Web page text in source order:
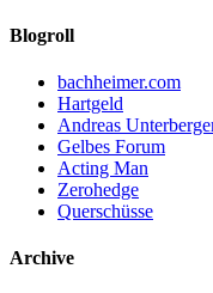
Blogroll
bachheimer.com
Hartgeld
Andreas
Gelbes Forum
Acting Man
Zerohedge
Querschüsse
Archive